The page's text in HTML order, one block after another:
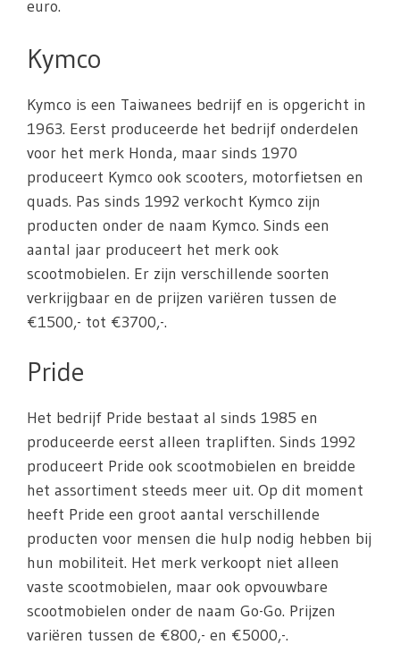
euro.
Kymco
Kymco is een Taiwanees bedrijf en is opgericht in
1963. Eerst produceerde het bedrijf onderdelen
voor het merk Honda, maar sinds 1970
produceert Kymco ook scooters, motorfietsen en
quads. Pas sinds 1992 verkocht Kymco zijn
producten onder de naam Kymco. Sinds een
aantal jaar produceert het merk ook
scootmobielen. Er zijn verschillende soorten
verkrijgbaar en de prijzen variëren tussen de
€1500,- tot €3700,-.
Pride
Het bedrijf Pride bestaat al sinds 1985 en
produceerde eerst alleen trapliften. Sinds 1992
produceert Pride ook scootmobielen en breidde
het assortiment steeds meer uit. Op dit moment
heeft Pride een groot aantal verschillende
producten voor mensen die hulp nodig hebben bij
hun mobiliteit. Het merk verkoopt niet alleen
vaste scootmobielen, maar ook opvouwbare
scootmobielen onder de naam Go-Go. Prijzen
variëren tussen de €800,- en €5000,-.